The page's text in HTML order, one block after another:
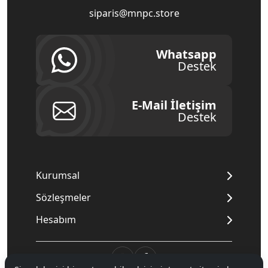
siparis@mnpc.store
Whatsapp
Destek
E-Mail İletişim
Destek
Kurumsal
Sözleşmeler
Hesabım